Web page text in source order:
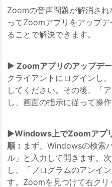
Zoomの音声問題が解消さ
ってZoomアプリをアップ
ることで解決できます。
▶️ Zoomアプリのアップデー
クライアントにログインし
してください。その後、「
し、画面の指示に従って操
▶️Windows上でZoomアプ
順： まず、Windowsの検索
ル」と入力して開きます。
し、「プログラムのアンイ
す。Zoomを見つけて右ク